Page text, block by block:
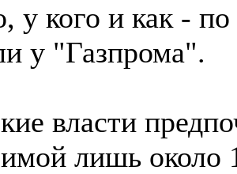
у кого и как - по
у "Газпрома".
власти
лишь около